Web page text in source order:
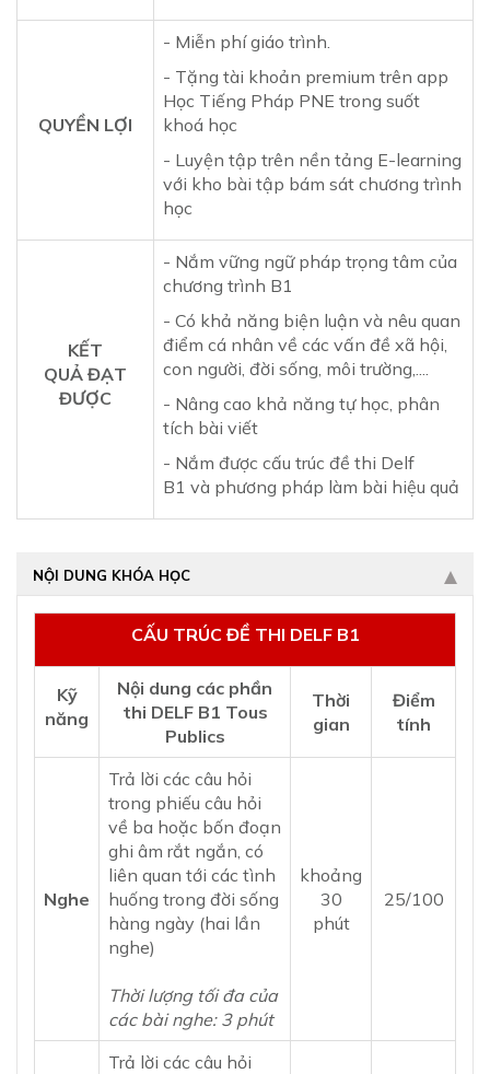
QUYỀN LỢI
- Miễn phí giáo trình.
- Tặng tài khoản premium trên app
Học Tiếng Pháp PNE trong suốt
khoá học
- Luyện tập trên nền tảng E-learning
với kho bài tập bám sát chương trình
học
KẾT
QUẢ ĐẠT
ĐƯỢC
- Nắm vững ngữ pháp trọng tâm của
chương trình B1
- Có khả năng biện luận và nêu quan
điểm cá nhân về các vấn đề xã hội,
con người, đời sống, môi trường,....
- Nâng cao khả năng tự học, phân
tích bài viết
- Nắm được cấu trúc đề thi Delf
B1 và phương pháp làm bài hiệu quả
NỘI DUNG KHÓA HỌC
CẤU TRÚC ĐỀ THI DELF B1
Kỹ
năng
Nội dung các phần
thi DELF B1 Tous
Publics
Thời
gian
Điểm
tính
Nghe
Trả lời các câu hỏi
trong phiếu câu hỏi
về ba hoặc bốn đoạn
ghi âm rắt ngắn, có
liên quan tới các tình
huống trong đời sống
hàng ngày (hai lần
nghe)
Thời lượng tối đa của
các bài nghe: 3 phút
khoảng
30
phút
25/100
Trả lời các câu hỏi